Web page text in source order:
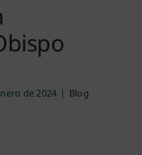
de 2024 | Blog